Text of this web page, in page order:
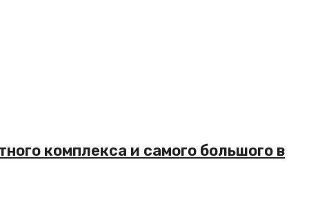
комплекса и самого большого в